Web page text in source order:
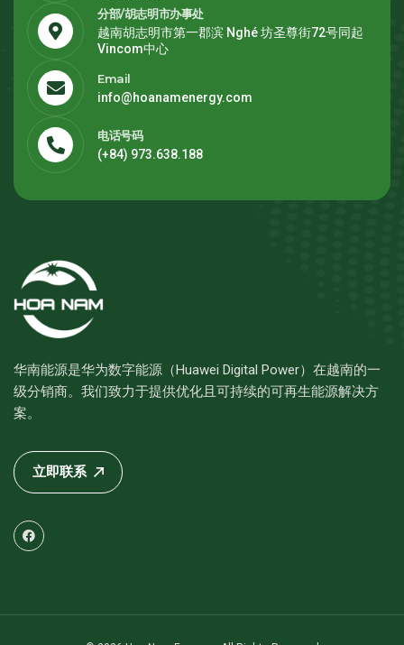
分部/胡志明市办事处
越南胡志明市第一郡滨 Nghé 坊圣尊街72号同起
Vincom中心
Email
info@hoanamenergy.com
电话号码
(+84) 973.638.188
华南能源是华为数字能源（Huawei Digital Power）在越南的一
级分销商。我们致力于提供优化且可持续的可再生能源解决方
案。
立即联系